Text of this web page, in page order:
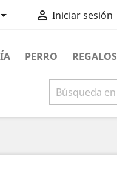
 Iniciar sesión
PERRO REGALOS